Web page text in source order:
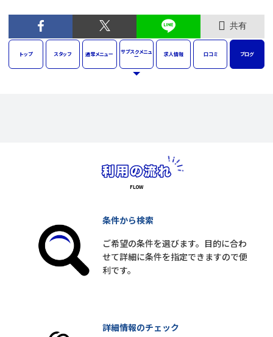
共有
トップ スタッフ 通常メニュー サブスクメニュ
ー 求人情報 口コミ ブログ
条件から検索
ご希望の条件を選びます。目的に合わ
せて詳細に条件を指定できますので便
利です。
詳細情報のチェック